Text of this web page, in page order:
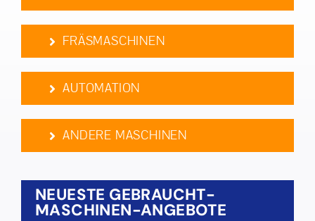
FRÄSMASCHINEN
AUTOMATION
ANDERE MASCHINEN
NEUESTE GEBRAUCHT­
MASCHINEN-ANGEBOTE